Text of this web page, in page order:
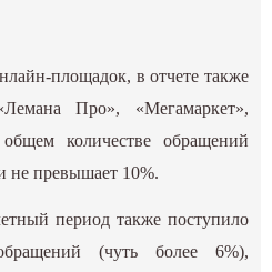
площадок, в отчете также
Про», «‎Мегамаркет»,
количестве обращений
не превышает 10%.
период также поступило
(чуть более 6%),